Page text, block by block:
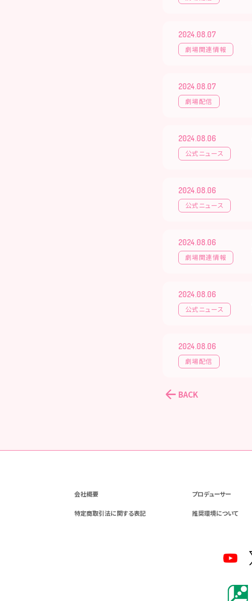
2024.08.07
劇場関連情報
2024.08.07
劇場配信
2024.08.06
公式ニュース
2024.08.06
公式ニュース
2024.08.06
劇場関連情報
2024.08.06
公式ニュース
2024.08.06
劇場配信
BACK
会社概要 プロデューサー
特定商取引法に関する表記 推奨環境について